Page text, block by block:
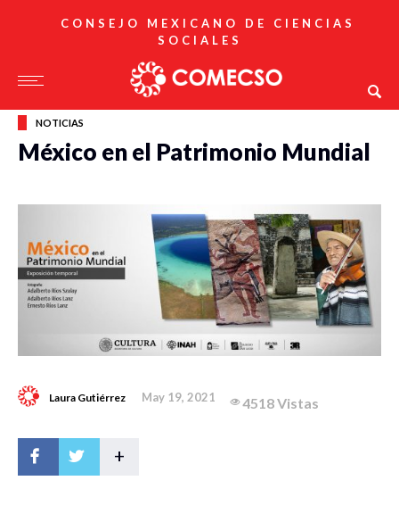
CONSEJO MEXICANO DE CIENCIAS
SOCIALES
NOTICIAS
México en el Patrimonio Mundial
Laura Gutiérrez May 19, 2021 4518 Vistas
+